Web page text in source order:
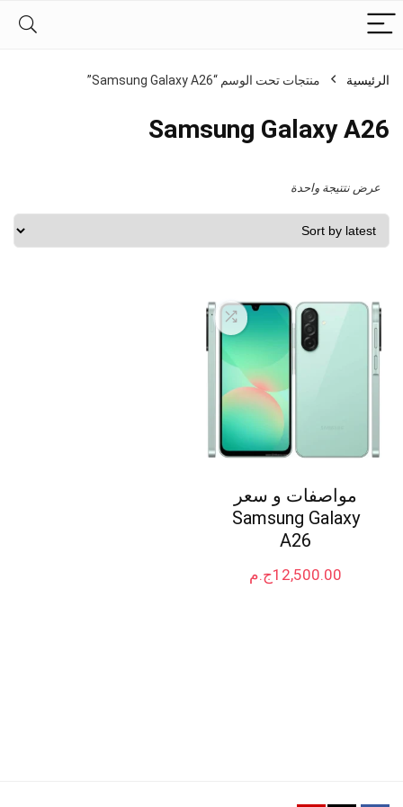
الرئيسية منتجات تحت الوسم “Samsung Galaxy A26”
Samsung Galaxy A26
عرض نتتيجة واحدة
مواصفات و سعر
Samsung Galaxy
A26
ج.م12,500.00